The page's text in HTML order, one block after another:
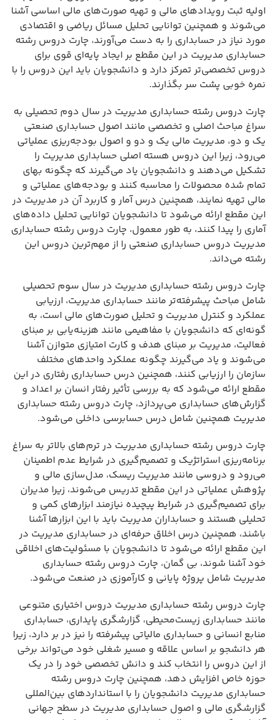
اولیه ثبت رویدادهای مالی و تهیه صورت‌های مالی اساسی آشنا
می‌شوند و همچنین توانایی تحلیل مسائل ریاضی و اقتصادی
مورد نیاز در حسابداری را به دست می‌آورند، چارت دروس رشته
حسابداری مدیریت در این مقطع بر ایجاد پایه‌ای قوی برای
دروس تخصصی‌تر تمرکز دارد و دانشجویان باید این دروس را با
نمره خوبی پشت سر بگذارند.
چارت دروس رشته حسابداری مدیریت در سال دوم تحصیلی به
سراغ مباحث اصلی و تخصصی مانند اصول حسابداری صنعتی
یک و دو، مدیریت مالی یک و دو و اصول بودجه‌ریزی عملیاتی
می‌رود، زیرا این دروس هسته اصلی حسابداری مدیریت را
تشکیل می‌دهند و دانشجویان یاد می‌گیرند که چگونه بهای
تمام شده محصولات را محاسبه کنند و بودجه‌های عملیاتی و
مالی تهیه نمایند، همچنین درس آمار و کاربرد آن در مدیریت در
این مقطع ارائه می‌شود تا دانشجویان توانایی تحلیل داده‌های
آماری را پیدا کنند، به طور معمول، چارت دروس رشته حسابداری
مدیریت دروس حسابداری صنعتی را از مهم‌ترین دروس این
رشته می‌داند.
چارت دروس رشته حسابداری مدیریت در سال سوم تحصیلی
شامل مباحث پیشرفته‌تر مانند حسابداری مدیریت، ارزیابی
عملکرد و کنترل مدیریت و تحلیل صورت‌های مالی است، به
گونه‌ای که دانشجویان با مفاهیمی مانند هزینه‌یابی بر مبنای
فعالیت، مدیریت بر مبنای هدف و کارت امتیازی متوازن آشنا
می‌شوند و یاد می‌گیرند چگونه عملکرد واحدهای مختلف
سازمان را ارزیابی کنند، همچنین درس حسابداری رفتاری در این
مقطع ارائه می‌شود که به بررسی تأثیر رفتار انسان بر اعداد و
گزارش‌های حسابداری می‌پردازد، چارت دروس رشته حسابداری
مدیریت همچنین شامل درس حسابرسی داخلی می‌شود.
چارت دروس رشته حسابداری مدیریت در ترم‌های بالاتر به سراغ
برنامه‌ریزی استراتژیک و تصمیم‌گیری در شرایط عدم اطمینان
می‌رود و دروسی مانند مدیریت ریسک، مدل‌سازی مالی و
پژوهش عملیاتی در این مقطع تدریس می‌شوند، زیرا مدیران
برای تصمیم‌گیری در شرایط پیچیده نیازمند ابزارهای کمی و
تحلیلی هستند و حسابداران مدیریت باید با این ابزارها آشنا
باشند، همچنین درس اخلاق حرفه‌ای در حسابداری مدیریت در
این مقطع ارائه می‌شود تا دانشجویان با مسئولیت‌های اخلاقی
خود آشنا شوند، بی گمان، چارت دروس رشته حسابداری
مدیریت شامل پروژه پایانی و کارآموزی در صنعت می‌شود.
چارت دروس رشته حسابداری مدیریت دروس اختیاری متنوعی
مانند حسابداری زیست‌محیطی، گزارشگری پایداری، حسابداری
منابع انسانی و حسابداری مالیاتی پیشرفته را نیز در بر دارد، زیرا
هر دانشجو بر اساس علاقه و مسیر شغلی خود می‌تواند برخی
از این دروس را انتخاب کند و دانش تخصصی خود را در یک
حوزه خاص افزایش دهد، همچنین چارت دروس رشته
حسابداری مدیریت دانشجویان را با استانداردهای بین‌المللی
گزارشگری مالی و اصول حسابداری مدیریت در سطح جهانی